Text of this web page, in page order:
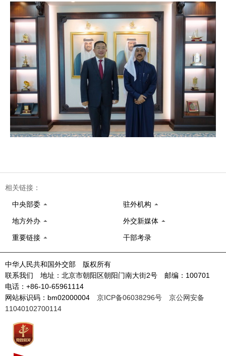
相关链接：
中央部委 驻外机构
地方外办 外交新媒体
重要链接 干部考录
中华人民共和国外交部 版权所有
联系我们 地址：北京市朝阳区朝阳门南大街2号 邮编：100701
电话：+86-10-65961114
网站标识码：bm02000004 京ICP备06038296号
京公网安备
11040102700114